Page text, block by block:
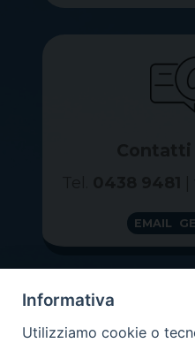
EMAIL
Informativa
Utilizziamo cookie o